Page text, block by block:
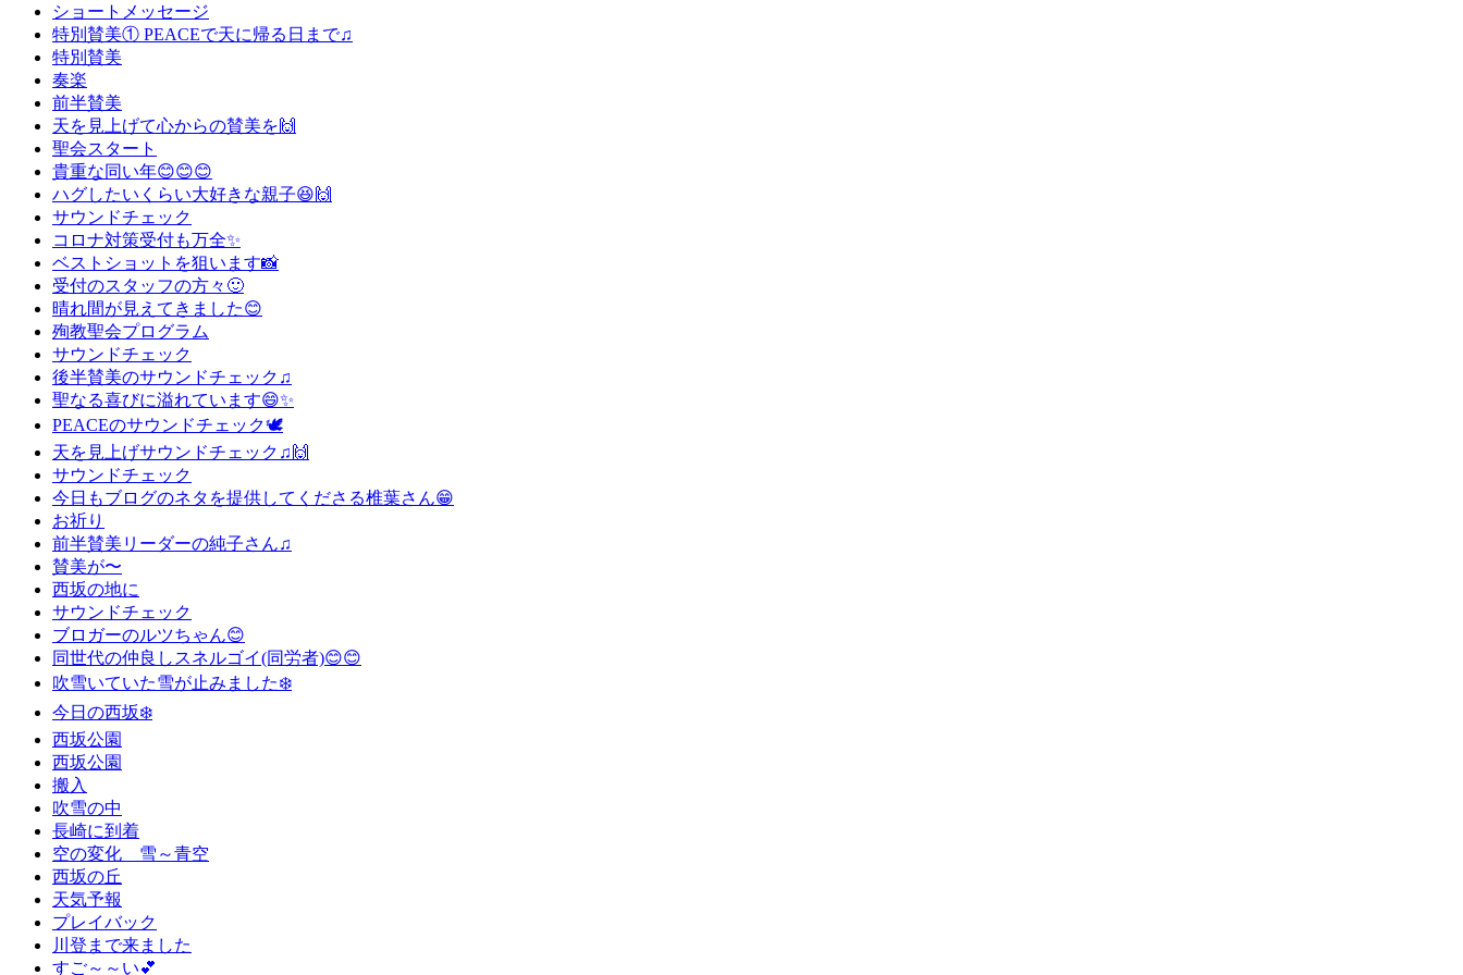
ショートメッセージ
特別賛美① PEACE​で天に帰る日まで♫
特別賛美
奏楽
前半賛美
天を見上げて心からの賛美を🙌
聖会スタート
貴重な同い年😊😊😊
ハグしたいくらい大好きな親子😆🙌
サウンドチェック
コロナ対策受付も万全✨
ベストショットを狙います📸
受付のスタッフの方々🙂
晴れ間が見えてきました😊
殉教聖会プログラム
サウンドチェック
後半賛美のサウンドチェック♫
聖なる喜びに溢れています😄✨
PEACEのサウンドチェック🕊
天を見上げサウンドチェック♫🙌
サウンドチェック
今日もブログのネタを提供してくださる椎葉さん😁
お祈り
前半賛美リーダーの純子さん♫
賛美が〜
西坂の地に
サウンドチェック
ブロガーのルツちゃん😊
同世代の仲良しスネルゴイ(同労者)😊😊
吹雪いていた雪が止みました❄️
今日の西坂❄️
西坂公園
西坂公園
搬入
吹雪の中
長崎に到着
空の変化 雪～青空
西坂の丘
天気予報
プレイバック
川登まで来ました
すご～～い💕